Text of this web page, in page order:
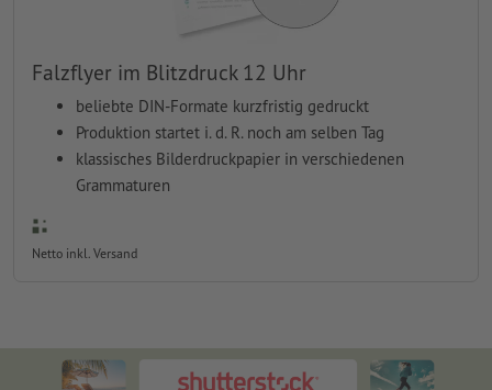
Falzflyer im Blitzdruck 12 Uhr
beliebte DIN-Formate kurzfristig gedruckt
Produktion startet i. d. R. noch am selben Tag
klassisches Bilderdruckpapier in verschiedenen
Grammaturen
Netto inkl. Versand